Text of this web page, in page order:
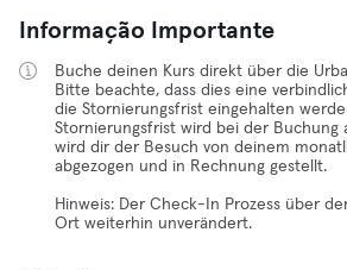
Informação Importante
Buche deinen Kurs direkt über die
Bitte beachte, dass dies eine
die Stornierungsfrist eingehalten
Stornierungsfrist wird bei der Buchung
wird dir der Besuch von deinem
abgezogen und in Rechnung gestellt.
Hinweis: Der Check-In Prozess über
Ort weiterhin unverändert.